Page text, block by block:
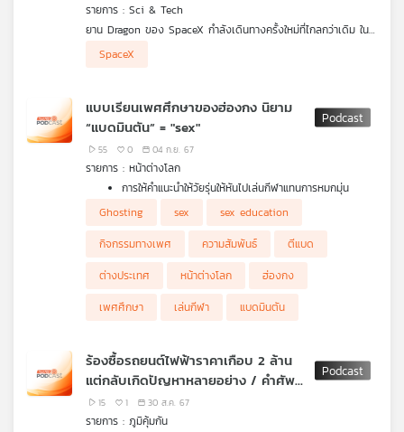
ข่าย
?
- "ลดราคาพลังงาน" จะเป็นไปได้หรือไม่ อย่างไร ?
- รวมคำสั่งนายกฯ อุ๊งอิ๊ง ช่วยน้ำท่วม "เชียงราย-เชียงใหม่"
รายการ : Sci & Tech
ยาน Dragon ของ SpaceX กำลังเดินทางครั้งใหม่ที่ไกลกว่าเดิม ใน
ทั้งหมด 4 คน ออกไปสู่วงโคจรรอบโลกที่ไกลที่สุดตั้งแต่โครงการอะ
ด้านอวกาศที่มียานเอกชนทำในรูปแบบนี้ครั้งแรก เติ้ล-ณัฐนนท์ ดวง
สูงเนิน จาก Spaceth.co ชวนคุยถึงความท้าทายของภารกิจครั้งนี้
SpaceX
แบบเรียนเพศศึกษาของฮ่องกง นิยาม
“แบดมินตัน” = "sex"
55 0 04 ก.ย. 67
รายการ : หน้าต่างโลก
การให้คำแนะนำให้วัยรุ่นให้หันไปเล่นกีฬาแทนการหมกมุ่น
"ตีแบด" ไม่ได้มีความหมายตรงตัวอีกต่อไป
พฤติกรรม Ghosting คืออะไร ส่งผลกระทบอย่างไรต่อ
ความสัมพันธ์
Ghosting sex
sex education
กิจกรรมทางเพศ
ความสัมพันธ์
ตีแบด
ต่างประเทศ
หน้าต่างโลก
ฮ่องกง
เพศศึกษา
เล่นกีฬา แบดมินตัน
ร้องซื้อรถยนต์ไฟฟ้าราคาเกือบ 2 ล้าน
แต่กลับเกิดปัญหาหลายอย่าง / คำศัพท์
วิทยาศาสตร์ ถ้าใช้ไม่ถูกความหมายผิด
15 1 30 ส.ค. 67
รายการ : ภูมิคุ้มกัน